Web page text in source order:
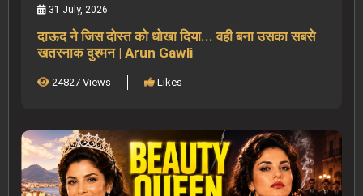
31 July, 2026
दाऊद ने जिस दोस्त को धोखा दिया... वही बना उसका सबसे
खतरनाक दुश्मन | Arun Gawli
24827 Views Likes